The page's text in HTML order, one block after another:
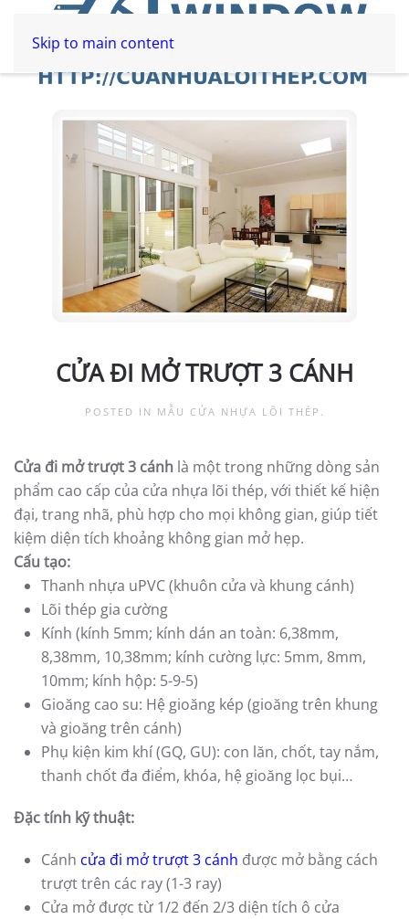
Skip to main content
CỬA ĐI MỞ TRƯỢT 3 CÁNH
POSTED IN MẪU CỬA NHỰA LÕI THÉP
Cửa đi mở trượt 3 cánh là một trong những dòng sản
phẩm cao cấp của cửa nhựa lõi thép, với thiết kế hiện
đại, trang nhã, phù hợp cho mọi không gian, giúp tiết
kiệm diện tích khoảng không gian mở hẹp.
Cấu tạo:
Thanh nhựa uPVC (khuôn cửa và khung cánh)
Lõi thép gia cường
Kính (kính 5mm; kính dán an toàn: 6,38mm,
8,38mm, 10,38mm; kính cường lực: 5mm, 8mm,
10mm; kính hộp: 5-9-5)
Gioăng cao su: Hệ gioăng kép (gioăng trên khung
và gioăng trên cánh)
Phụ kiện kim khí (GQ, GU): con lăn, chốt, tay nắm,
thanh chốt đa điểm, khóa, hệ gioăng lọc bụi…
Đặc tính kỹ thuật:
Cánh cửa đi mở trượt 3 cánh được mở bằng cách
trượt trên các ray (1-3 ray)
Cửa mở được từ 1/2 đến 2/3 diện tích ô cửa